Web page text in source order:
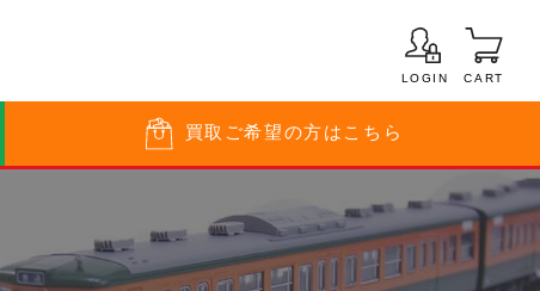
LOGIN CART
買取 ご希望の方はこちら